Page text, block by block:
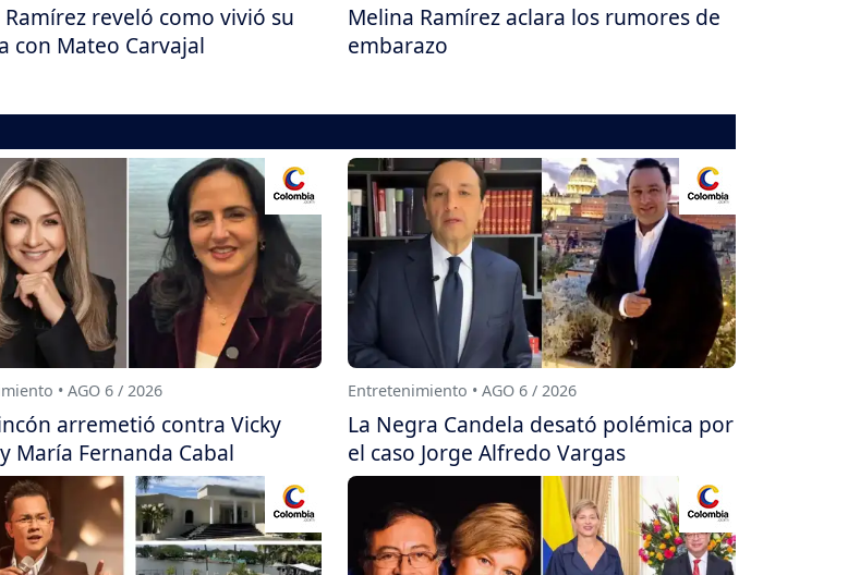
reveló como vivió su
con Mateo Carvajal
Melina Ramírez aclara los rumores de
embarazo
• AGO 6 / 2026
arremetió contra Vicky
María Fernanda Cabal
Entretenimiento • AGO 6 / 2026
La Negra Candela desató polémica por
el caso Jorge Alfredo Vargas